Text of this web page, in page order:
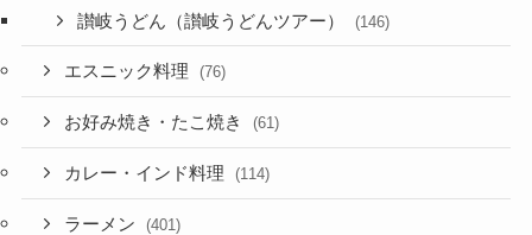
讃岐うどん（讃岐うどんツアー） (146)
エスニック料理 (76)
お好み焼き・たこ焼き (61)
カレー・インド料理 (114)
ラーメン (401)